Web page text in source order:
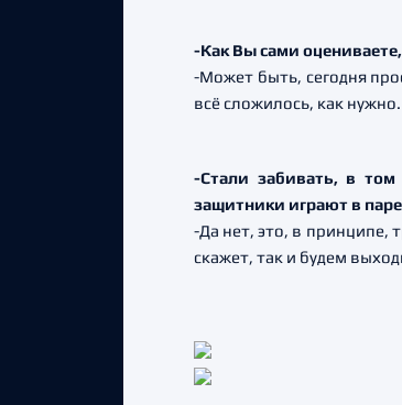
-Как Вы сами
-Может быть, сегодня
всё сложилось, как нужно.
-Стали забивать, в
защитники играют в
-Да нет, это, в принципе,
скажет, так и будем